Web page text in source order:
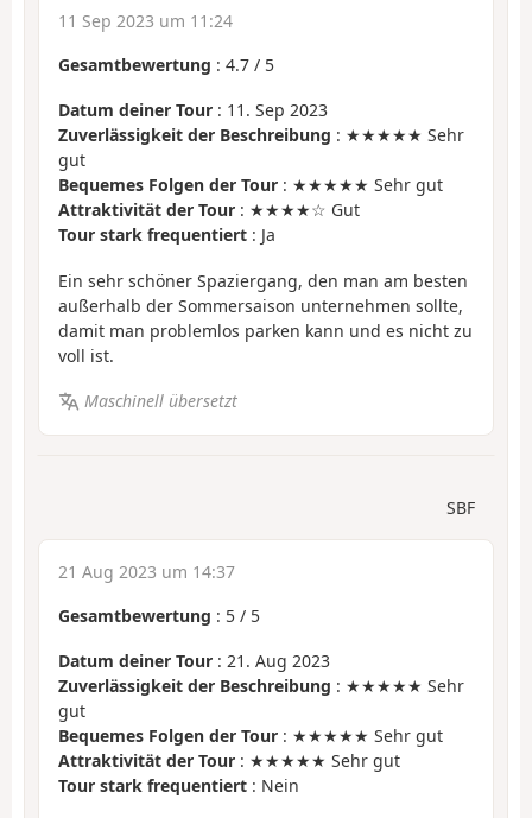
11 Sep 2023 um 11:24
Gesamtbewertung : 4.7 / 5
Datum deiner Tour : 11. Sep 2023
Zuverlässigkeit der Beschreibung : ★★★★★ Sehr
gut
Bequemes Folgen der Tour : ★★★★★ Sehr gut
Attraktivität der Tour : ★★★★☆ Gut
Tour stark frequentiert : Ja
Ein sehr schöner Spaziergang, den man am besten
außerhalb der Sommersaison unternehmen sollte,
damit man problemlos parken kann und es nicht zu
voll ist.
Maschinell übersetzt
SBF
21 Aug 2023 um 14:37
Gesamtbewertung : 5 / 5
Datum deiner Tour : 21. Aug 2023
Zuverlässigkeit der Beschreibung : ★★★★★ Sehr
gut
Bequemes Folgen der Tour : ★★★★★ Sehr gut
Attraktivität der Tour : ★★★★★ Sehr gut
Tour stark frequentiert : Nein